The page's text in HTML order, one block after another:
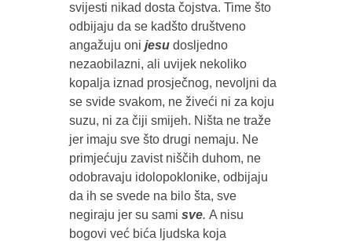
svijesti nikad dosta čojstva. Time što
odbijaju da se kadšto društveno
angažuju oni jesudosljedno
nezaobilazni, ali uvijek nekoliko
kopalja iznad prosječnog, nevoljni da
se svide svakom, ne živeći ni za koju
suzu, ni za čiji smijeh. Ništa ne traže
jer imaju sve što drugi nemaju. Ne
primjećuju zavist niščih duhom, ne
odobravaju idolopoklonike, odbijaju
da ih se svede na bilo šta, sve
negiraju jer su sami sve. A nisu
bogovi već bića ljudska koja